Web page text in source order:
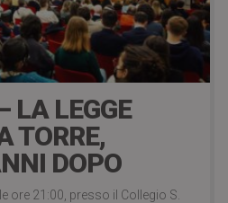
LA LEGGE
TORRE,
DOPO
ore 21:00, presso il Collegio S.